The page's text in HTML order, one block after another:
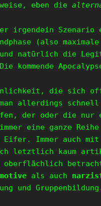
eben die
irgendein Szenario
(also
natürlich die
kommende
die sich
allerdings
der oder die nur
eine ganze
Eifer. Immer auch
letztlich kaum
als auch
und